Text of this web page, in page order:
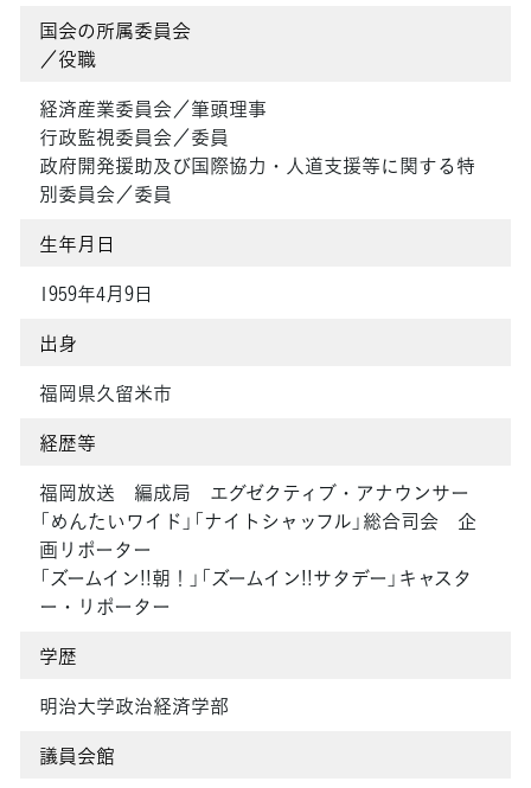
国会の所属委員会
／役職
経済産業委員会／筆頭理事
行政監視委員会／委員
政府開発援助及び国際協力・人道支援等に関する特
別委員会／委員
生年月日
1959年4月9日
出身
福岡県久留米市
経歴等
福岡放送 編成局 エグゼクティブ・アナウンサー
「めんたいワイド」「ナイトシャッフル」総合司会 企
画リポーター
「ズームイン!!朝！」「ズームイン!!サタデー」キャスタ
ー・リポーター
学歴
明治大学政治経済学部
議員会館